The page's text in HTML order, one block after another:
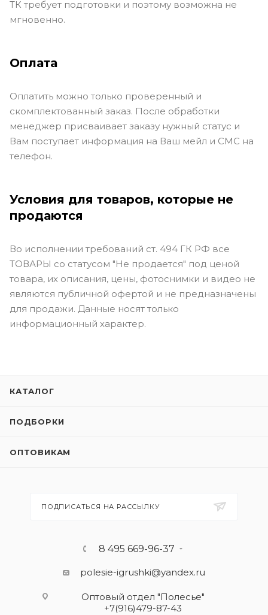
ТК требует подготовки и поэтому возможна не
мгновенно.
Оплата
Оплатить можно только проверенный и
скомплектованный заказ. После обработки
менеджер присваивает заказу нужный статус и
Вам поступает информация на Ваш мейл и СМС на
телефон.
Условия для товаров, которые не
продаются
Во исполнении требований ст. 494 ГК РФ все
ТОВАРЫ со статусом "Не продается" под ценой
товара, их описания, цены, фотоснимки и видео не
являются публичной офертой и не предназначены
для продажи. Данные носят только
информационный характер.
КАТАЛОГ
ПОДБОРКИ
ОПТОВИКАМ
ПОДПИСАТЬСЯ НА РАССЫЛКУ
8 495 669-96-37
polesie-igrushki@yandex.ru
Оптовый отдел "Полесье"
+7(916)479-87-43